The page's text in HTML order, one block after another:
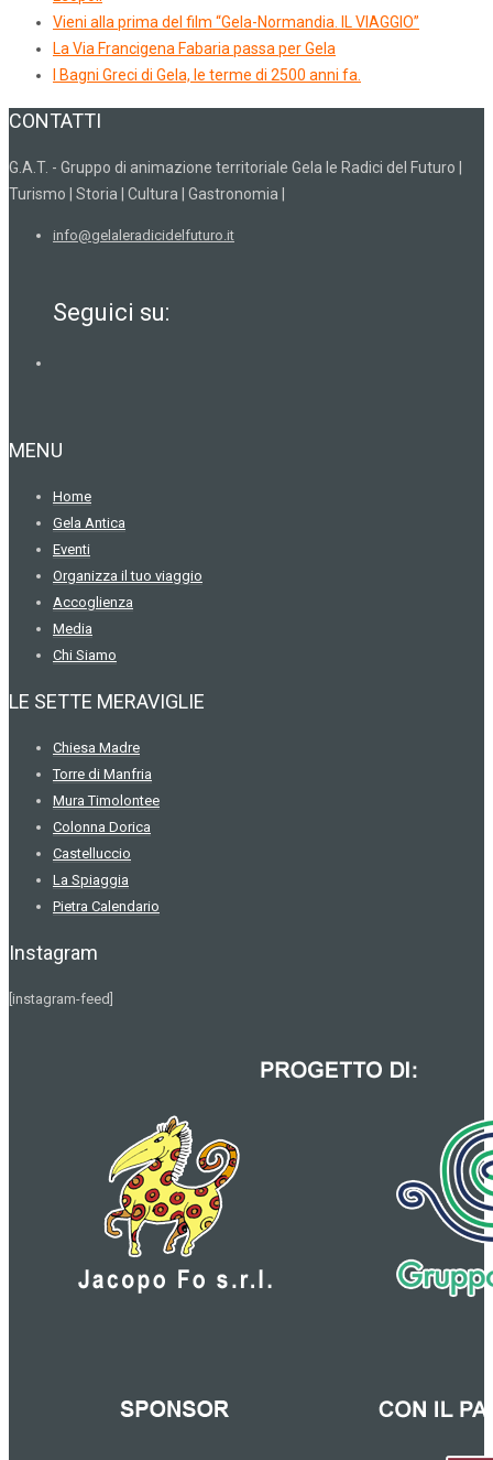
Vieni alla prima del film “Gela-Normandia. IL VIAGGIO”
La Via Francigena Fabaria passa per Gela
I Bagni Greci di Gela, le terme di 2500 anni fa.
CONTATTI
G.A.T. - Gruppo di animazione territoriale Gela le Radici del Futuro |
Turismo | Storia | Cultura | Gastronomia |
info@gelaleradicidelfuturo.it
Seguici su:
MENU
Home
Gela Antica
Eventi
Organizza il tuo viaggio
Accoglienza
Media
Chi Siamo
LE SETTE MERAVIGLIE
Chiesa Madre
Torre di Manfria
Mura Timolontee
Colonna Dorica
Castelluccio
La Spiaggia
Pietra Calendario
Instagram
[instagram-feed]